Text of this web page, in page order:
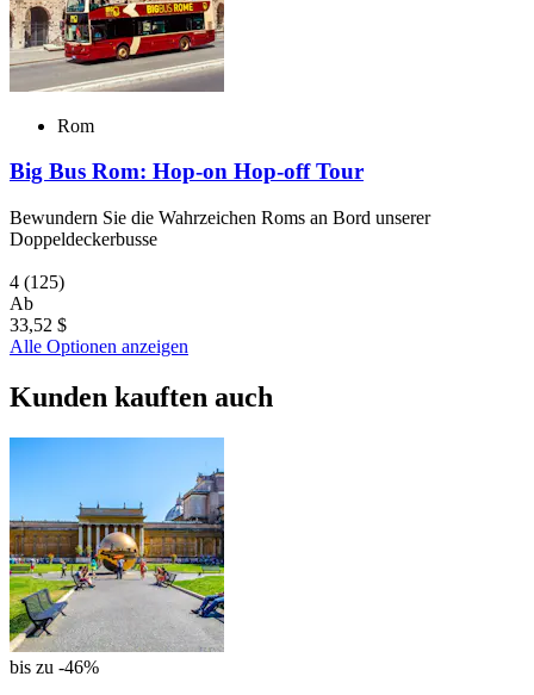
Rom
Big Bus Rom: Hop-on Hop-off Tour
Bewundern Sie die Wahrzeichen Roms an Bord unserer
Doppeldeckerbusse
4 (125)
Ab
33,52 $
Alle Optionen anzeigen
Kunden kauften auch
bis zu -46%